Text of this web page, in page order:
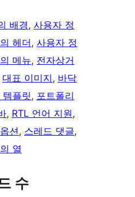
배경, 사용자 정
헤더, 사용자 정
메뉴, 전자상거
대표 이미지, 바닥
플릿, 포트폴리
, RTL 언어 지원
션, 스레드 댓글
열
수